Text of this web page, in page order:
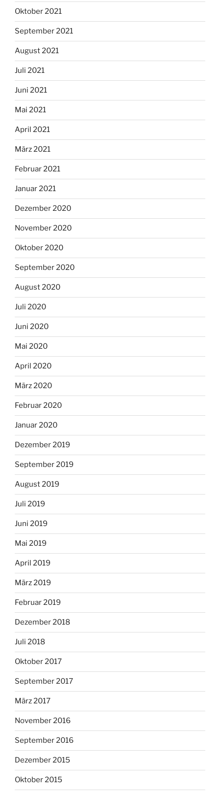
Oktober 2021
September 2021
August 2021
Juli 2021
Juni 2021
Mai 2021
April 2021
März 2021
Februar 2021
Januar 2021
Dezember 2020
November 2020
Oktober 2020
September 2020
August 2020
Juli 2020
Juni 2020
Mai 2020
April 2020
März 2020
Februar 2020
Januar 2020
Dezember 2019
September 2019
August 2019
Juli 2019
Juni 2019
Mai 2019
April 2019
März 2019
Februar 2019
Dezember 2018
Juli 2018
Oktober 2017
September 2017
März 2017
November 2016
September 2016
Dezember 2015
Oktober 2015